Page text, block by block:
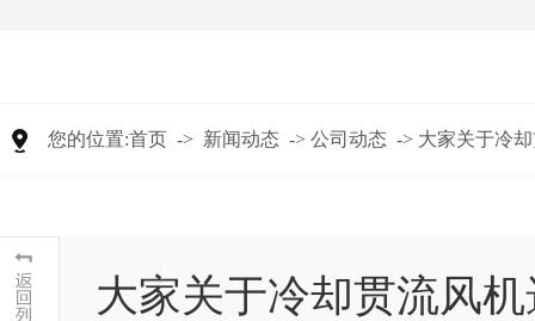
您的位置:首页 -> 新闻动态 -> 公司动态 -> 大家关于冷
大家关于冷却贯流风